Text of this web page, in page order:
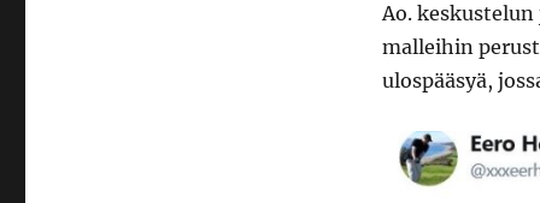
Ao.
malleihin
ulospääsyä,